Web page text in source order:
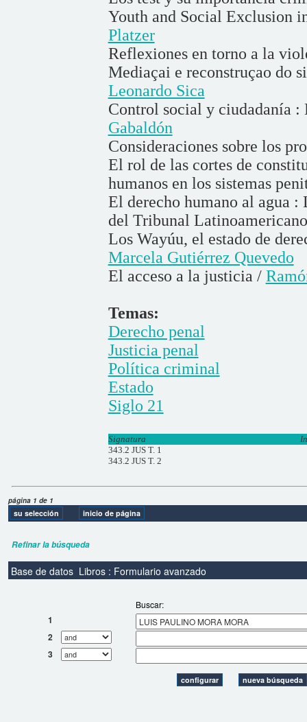
Youth and Social Exclusion
Platzer
Reflexiones en torno a la
Mediaçai e reconstruçao do
Leonardo Sica
Control social y ciudadanía
Gabaldón
Consideraciones sobre los
El rol de las cortes de
humanos en los sistemas
El derecho humano al agua
del Tribunal
Los Wayúu, el estado de
Marcela Gutiérrez Quevedo
El acceso a la justicia /
Temas:
Derecho penal
Justicia penal
Política criminal
Estado
Siglo 21
Signatura
343.2 JUS T. 1
343.2 JUS T. 2
página 1 de 1
Refinar la búsqueda
Base de datos Libros : Formulario avanzado
Buscar:
1
2
3